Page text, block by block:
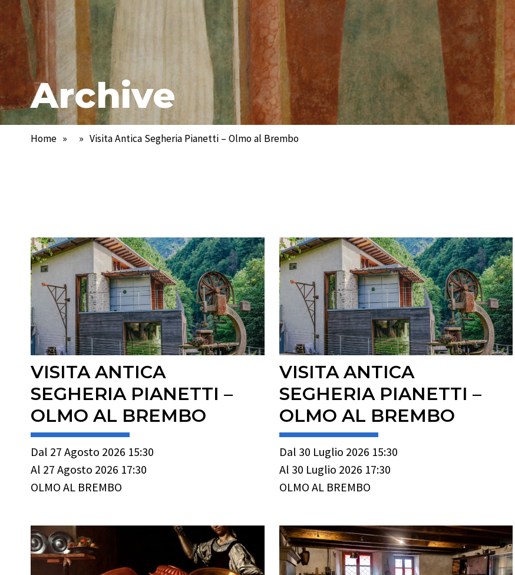
Archive
Home » » Visita Antica Segheria Pianetti – Olmo al Brembo
VISITA ANTICA
SEGHERIA PIANETTI –
OLMO AL BREMBO
Dal 27 Agosto 2026 15:30
Al 27 Agosto 2026 17:30
OLMO AL BREMBO
VISITA ANTICA
SEGHERIA PIANETTI –
OLMO AL BREMBO
Dal 30 Luglio 2026 15:30
Al 30 Luglio 2026 17:30
OLMO AL BREMBO